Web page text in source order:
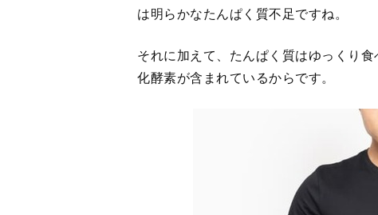
は明らかなたんぱく質不足ですね。
それに加えて、たんぱく質はゆっくり
化酵素が含まれているからです。